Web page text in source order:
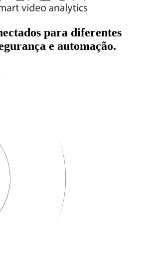
para diferentes
e automação.